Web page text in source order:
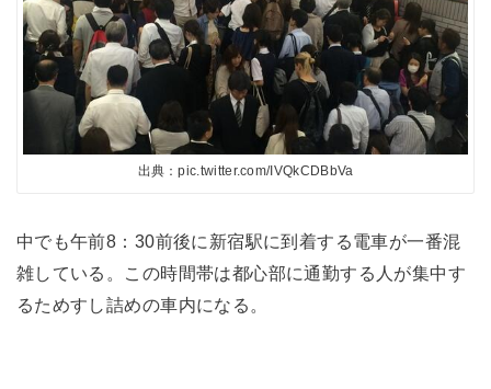
出典：pic.twitter.com/IVQkCDBbVa
中でも午前8：30前後に新宿駅に到着する電車が一番混
雑している。この時間帯は都心部に通勤する人が集中す
るためすし詰めの車内になる。